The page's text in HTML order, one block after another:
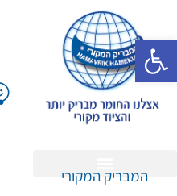
פתח סרגל נגישות
המבריק המקורי